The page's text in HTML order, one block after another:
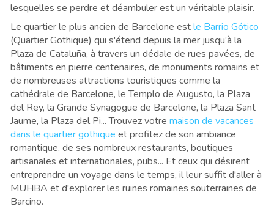
lesquelles se perdre et déambuler est un véritable plaisir.
Le quartier le plus ancien de Barcelone estle Barrio Gótico
(Quartier Gothique) qui s'étend depuis la mer jusqu’à la
Plaza de Cataluña, à travers un dédale de rues pavées, de
bâtiments en pierre centenaires, de monuments romains et
de nombreuses attractions touristiques comme la
cathédrale de Barcelone, le Templo de Augusto, la Plaza
del Rey, la Grande Synagogue de Barcelone, la Plaza Sant
Jaume, la Plaza del Pi... Trouvez votre maison de vacances
dans le quartier gothique et profitez de son ambiance
romantique, de ses nombreux restaurants, boutiques
artisanales et internationales, pubs... Et ceux qui désirent
entreprendre un voyage dans le temps, il leur suffit d'aller à
MUHBA et d'explorer les ruines romaines souterraines de
Barcino.